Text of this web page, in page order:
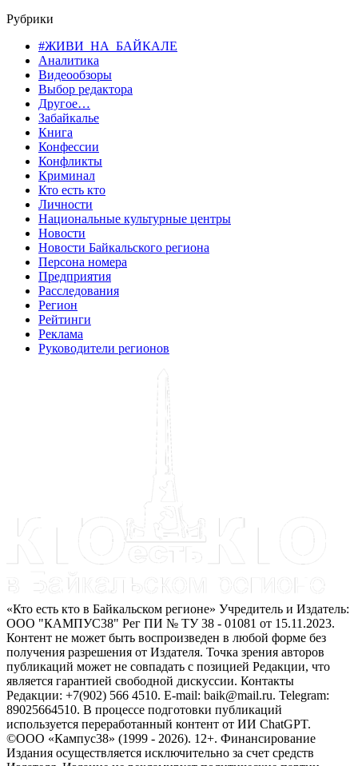
Рубрики
#ЖИВИ_НА_БАЙКАЛЕ
Аналитика
Видеообзоры
Выбор редактора
Другое…
Забайкалье
Книга
Конфессии
Конфликты
Криминал
Кто есть кто
Личности
Национальные культурные центры
Новости
Новости Байкальского региона
Персона номера
Предприятия
Расследования
Регион
Рейтинги
Реклама
Руководители регионов
«Кто есть кто в Байкальском регионе» Учредитель и Издатель:
ООО "КАМПУС38" Рег ПИ № ТУ 38 - 01081 от 15.11.2023.
Контент не может быть воспроизведен в любой форме без
получения разрешения от Издателя. Точка зрения авторов
публикаций может не совпадать с позицией Редакции, что
является гарантией свободной дискуссии. Контакты
Редакции: +7(902) 566 4510. E-mail: baik@mail.ru. Telegram:
89025664510. В процессе подготовки публикаций
используется переработанный контент от ИИ ChatGPT.
©ООО «Кампус38» (1999 - 2026). 12+. Финансирование
Издания осуществляется исключительно за счет средств